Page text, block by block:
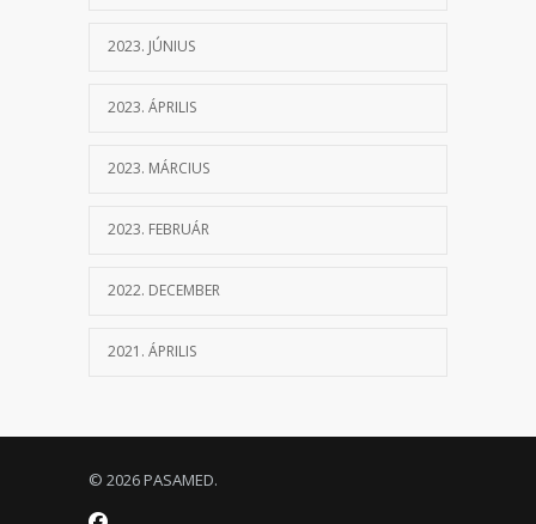
2023. JÚNIUS
2023. ÁPRILIS
2023. MÁRCIUS
2023. FEBRUÁR
2022. DECEMBER
2021. ÁPRILIS
© 2026 PASAMED.